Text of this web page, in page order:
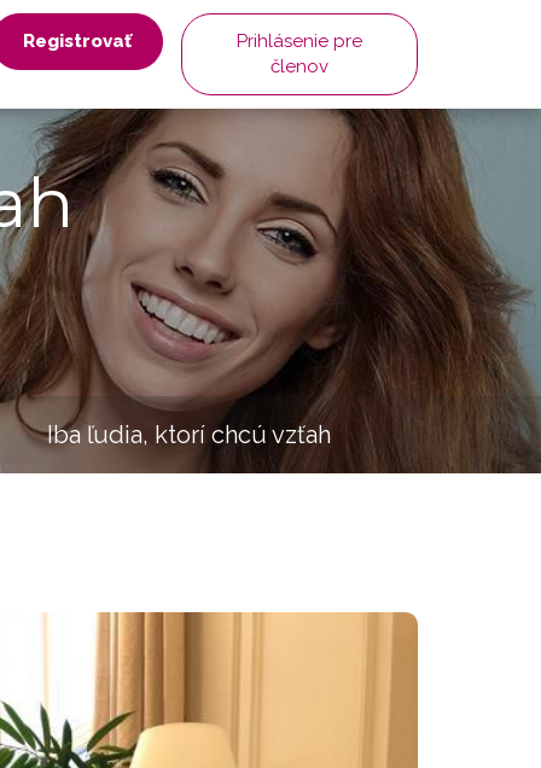
Registrovať
Prihlásenie pre
členov
Iba ľudia, ktorí chcú vzťah